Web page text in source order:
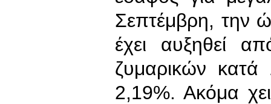
Σεπτέμβρη, την
έχει αυξηθεί
ζυμαρικών
2,19%. Ακόμα